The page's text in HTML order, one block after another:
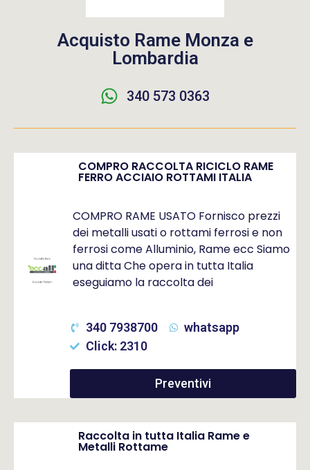
Acquisto Rame Monza e
Lombardia
340 573 0363
COMPRO RACCOLTA RICICLO RAME
FERRO ACCIAIO ROTTAMI ITALIA
COMPRO RAME USATO Fornisco prezzi
dei metalli usati o rottami ferrosi e non
ferrosi come Alluminio, Rame ecc Siamo
una ditta Che opera in tutta Italia
eseguiamo la raccolta dei
340 7938700
whatsapp
Click: 2310
Preventivi
Raccolta in tutta Italia Rame e
Metalli Rottame